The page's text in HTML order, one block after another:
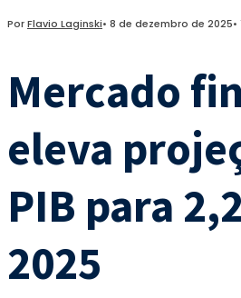
PorFlavio Laginski• 8 de dezembro de 2025•
Mercado
eleva
PIB para
2025